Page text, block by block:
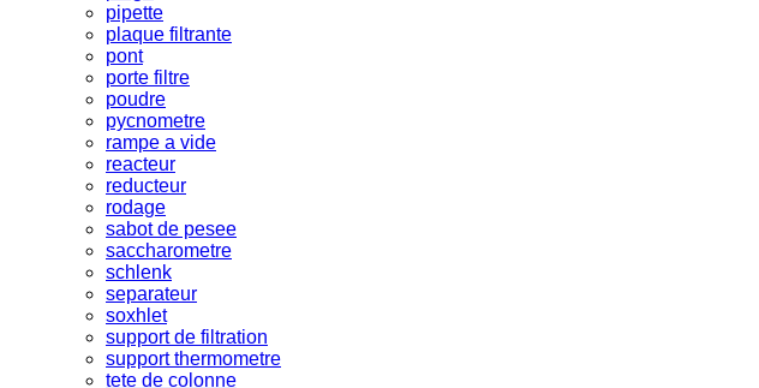
pipette
plaque filtrante
pont
porte filtre
poudre
pycnometre
rampe a vide
reacteur
reducteur
rodage
sabot de pesee
saccharometre
schlenk
separateur
soxhlet
support de filtration
support thermometre
tete de colonne